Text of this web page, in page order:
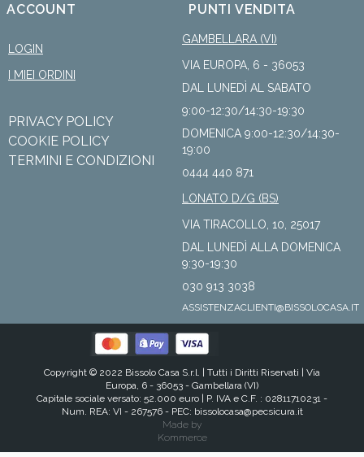
ACCOUNT
LOGIN
I MIEI ORDINI
PRIVACY POLICY
COOKIE POLICY
TERMINI E CONDIZIONI
PUNTI VENDITA
GAMBELLARA (VI)
VIA EUROPA, 6 - 36053
DAL LUNEDÌ AL SABATO
9:00-12:30/14:30-19:30
DOMENICA 9:00-12:30/14:30-
19:00
0444 440 871
LONATO D/G (BS)
VIA TIRACOLLO, 10, 25017
DAL LUNEDÌ ALLA DOMENICA
9:30-19:30
030 913 3038
ASSISTENZACLIENTI@BISSOLOCASA.IT
Copyright © 2022 Bissolo Casa S.r.l. | Tutti i Diritti Riservati | Via
Europa, 6 - 36053 - Gambellara (VI)
Capitale sociale versato: 52.000 euro | P. IVA e C.F. : 02811710231 -
Num. REA: VI - 267576 - PEC: bissolocasa@pecsicura.it
Made by
Kommerce